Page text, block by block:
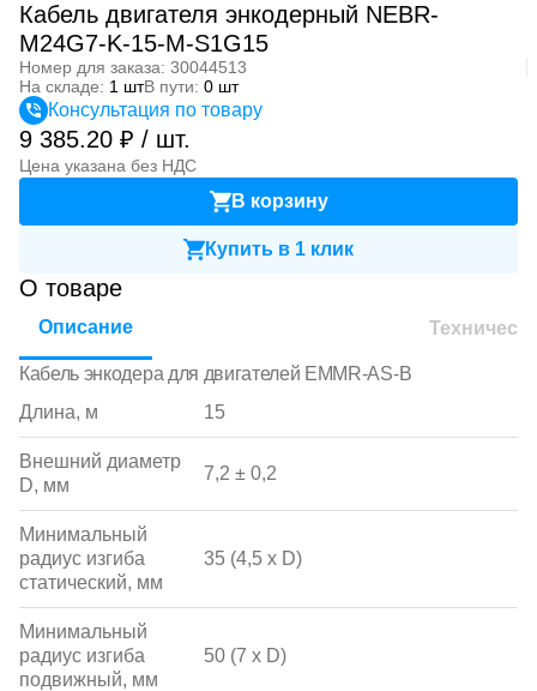
Кабель двигателя энкодерный NEBR-
M24G7-K-15-M-S1G15
Номер для заказа: 30044513
На складе: 1 штВ пути: 0 шт
Консультация по товару
9 385.20 ₽ / шт.
Цена указана без НДС
В корзину
Купить в 1 клик
О товаре
Описание
Кабель энкодера для двигателей EMMR-AS-B
Длина, м
15
Внешний диаметр
D, мм
7,2 ± 0,2
Минимальный
радиус изгиба
статический, мм
35 (4,5 x D)
Минимальный
радиус изгиба
подвижный, мм
50 (7 x D)